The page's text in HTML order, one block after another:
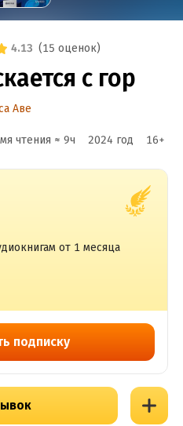
4.13 (15 оценок)
с гор
Аве
чтения ≈ 9ч 2024 год 16+
от 1 месяца
подписку